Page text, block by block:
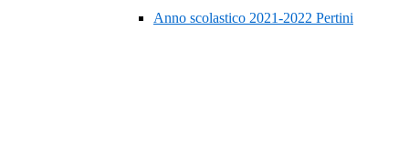
Anno scolastico 2021-2022 Pertini